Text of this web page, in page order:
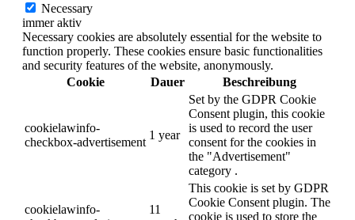
Necessary
immer aktiv
Necessary cookies are absolutely essential for the website to
function properly. These cookies ensure basic functionalities
and security features of the website, anonymously.
Cookie
Dauer Beschreibung
cookielawinfo-
checkbox-advertisement
1 year
Set by the GDPR Cookie
Consent plugin, this cookie
is used to record the user
consent for the cookies in
the "Advertisement"
category .
cookielawinfo-
11
This cookie is set by GDPR
Cookie Consent plugin. The
cookie is used to store the